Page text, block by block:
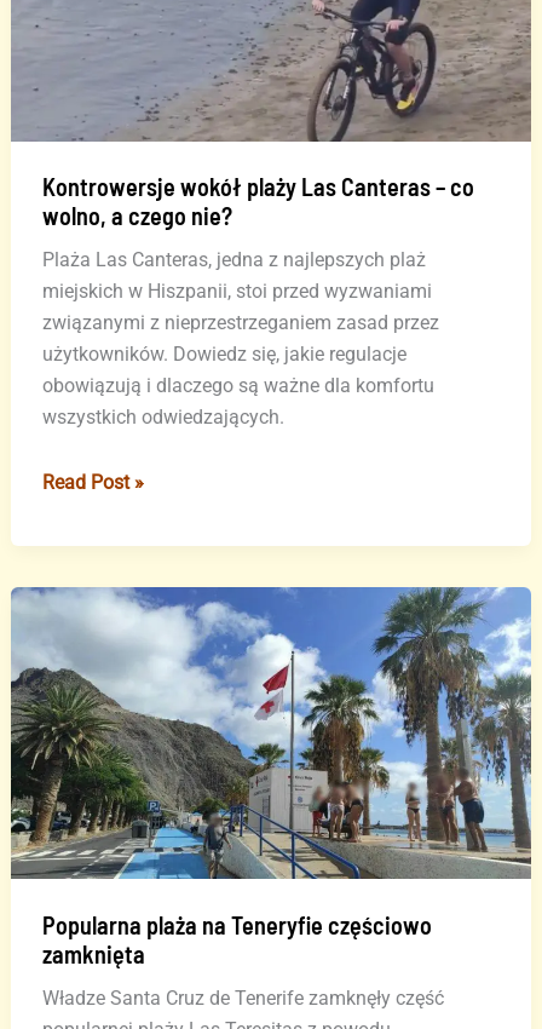
Kontrowersje wokół plaży Las Canteras – co
wolno, a czego nie?
Plaża Las Canteras, jedna z najlepszych plaż
miejskich w Hiszpanii, stoi przed wyzwaniami
związanymi z nieprzestrzeganiem zasad przez
użytkowników. Dowiedz się, jakie regulacje
obowiązują i dlaczego są ważne dla komfortu
wszystkich odwiedzających.
Kontrowersje
plaży
Canteras
co
wolno,
a
czego
nie?
Read Post »
Popularna plaża na Teneryfie częściowo
zamknięta
Władze Santa Cruz de Tenerife zamknęły część